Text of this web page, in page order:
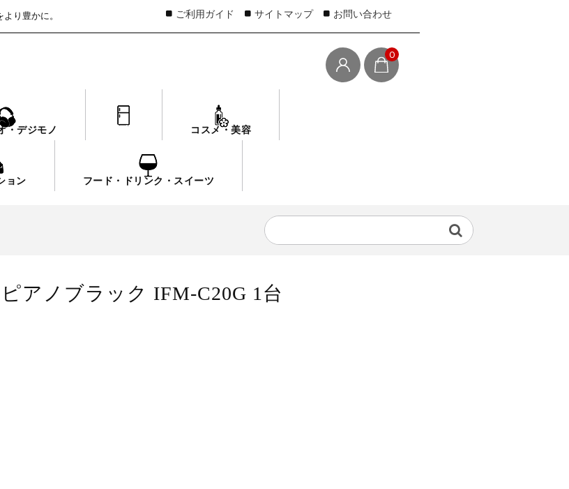
り豊かに。
0
・デジモノ 家電 コスメ・美容
ョン フード・ドリンク・スイーツ
ご利用ガイド サイトマップ お問い合わせ
アノブラック IFM-C20G 1台